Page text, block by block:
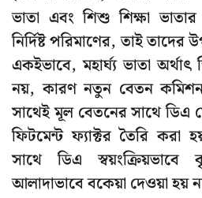
ভাতা এবং শিশু শিক্ষা
নির্দিষ্ট পরিমাণের, তাই
একইভাবে, মহার্ঘ্য ভাতা
নয়, কারণ নতুন বেতন
সাথেই মূল বেতনের সাথে
ফিটমেন্ট ফ্যাক্টর তৈরি করা
সাথে ডিএ
আলাদাভাবে বকেয়া দেওয়া হয়